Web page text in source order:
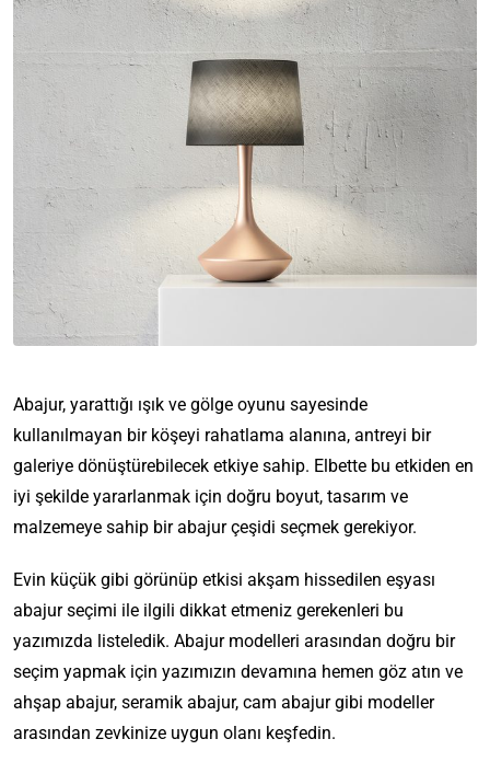
Abajur, yarattığı ışık ve gölge oyunu sayesinde
kullanılmayan bir köşeyi rahatlama alanına, antreyi bir
galeriye dönüştürebilecek etkiye sahip. Elbette bu etkiden en
iyi şekilde yararlanmak için doğru boyut, tasarım ve
malzemeye sahip bir abajur çeşidi seçmek gerekiyor.
Evin küçük gibi görünüp etkisi akşam hissedilen eşyası
abajur seçimi ile ilgili dikkat etmeniz gerekenleri bu
yazımızda listeledik. Abajur modelleri arasından doğru bir
seçim yapmak için yazımızın devamına hemen göz atın ve
ahşap abajur, seramik abajur, cam abajur gibi modeller
arasından zevkinize uygun olanı keşfedin.